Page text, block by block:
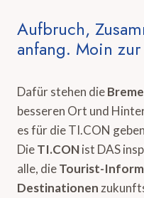
Aufbruch,
anfang. Moin
Dafür stehen die
besseren Ort und
es für die TI.CON
DieTI.CONist DAS
alle, dieTourist-
Destinationen